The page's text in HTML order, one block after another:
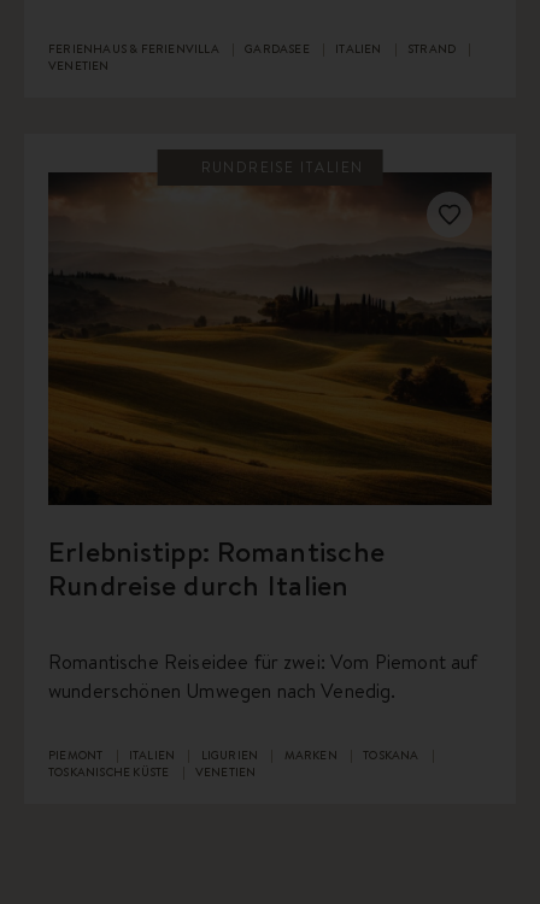
FERIENHAUS & FERIENVILLA GARDASEE ITALIEN
STRAND
VENETIEN
RUNDREISE ITALIEN
Erlebnistipp: Romantische
Rundreise durch Italien
Romantische Reiseidee für zwei: Vom Piemont auf
wunderschönen Umwegen nach Venedig.
PIEMONT ITALIEN LIGURIEN MARKEN
TOSKANA
TOSKANISCHE KÜSTE
VENETIEN